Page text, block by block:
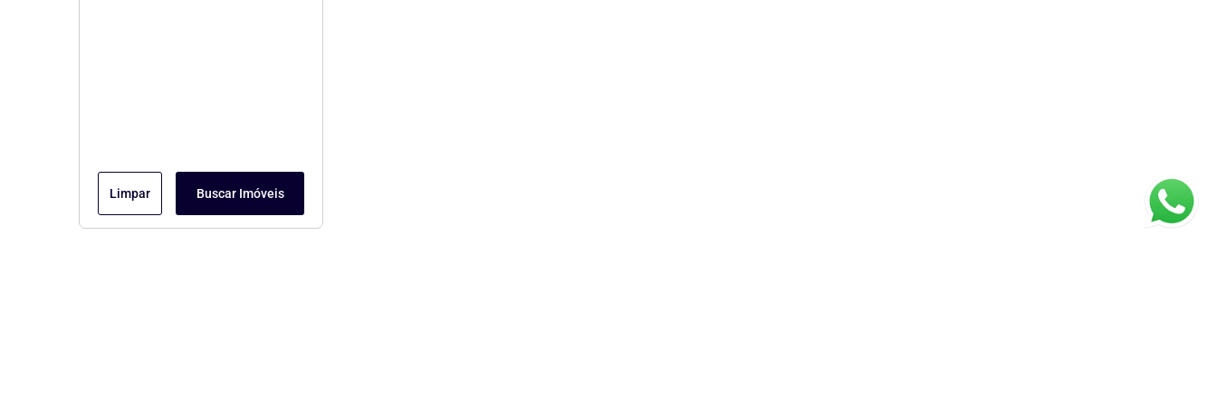
Limpar Buscar Imóveis